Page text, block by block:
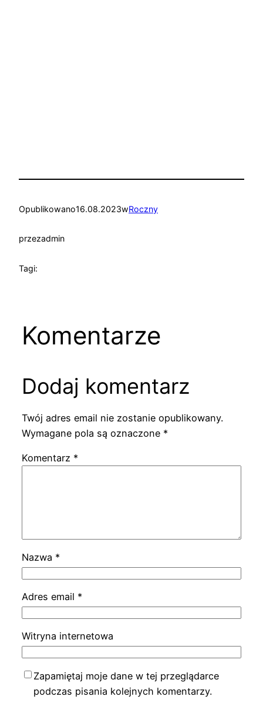
Opublikowano16.08.2023wRoczny
przezadmin
Tagi:
Komentarze
Dodaj komentarz
Twój adres email nie zostanie opublikowany.
Wymagane pola są oznaczone *
Komentarz *
Nazwa *
Adres email *
Witryna internetowa
Zapamiętaj moje dane w tej przeglądarce
podczas pisania kolejnych komentarzy.